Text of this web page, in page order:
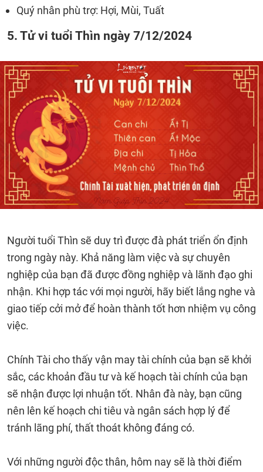
Quý nhân phù trợ: Hợi, Mùi, Tuất
5. Tử vi tuổi Thìn ngày 7/12/2024
Người tuổi Thìn sẽ duy trì được đà phát triển ổn định
trong ngày này. Khả năng làm việc và sự chuyên
nghiệp của bạn đã được đồng nghiệp và lãnh đạo ghi
nhận. Khi hợp tác với mọi người, hãy biết lắng nghe và
giao tiếp cởi mở để hoàn thành tốt hơn nhiệm vụ công
việc.
Chính Tài cho thấy vận may tài chính của bạn sẽ khởi
sắc, các khoản đầu tư và kế hoạch tài chính của bạn
sẽ nhận được lợi nhuận tốt. Nhân đà này, bạn cũng
nên lên kế hoạch chi tiêu và ngân sách hợp lý để
tránh lãng phí, thất thoát không đáng có.
Với những người độc thân, hôm nay sẽ là thời điểm